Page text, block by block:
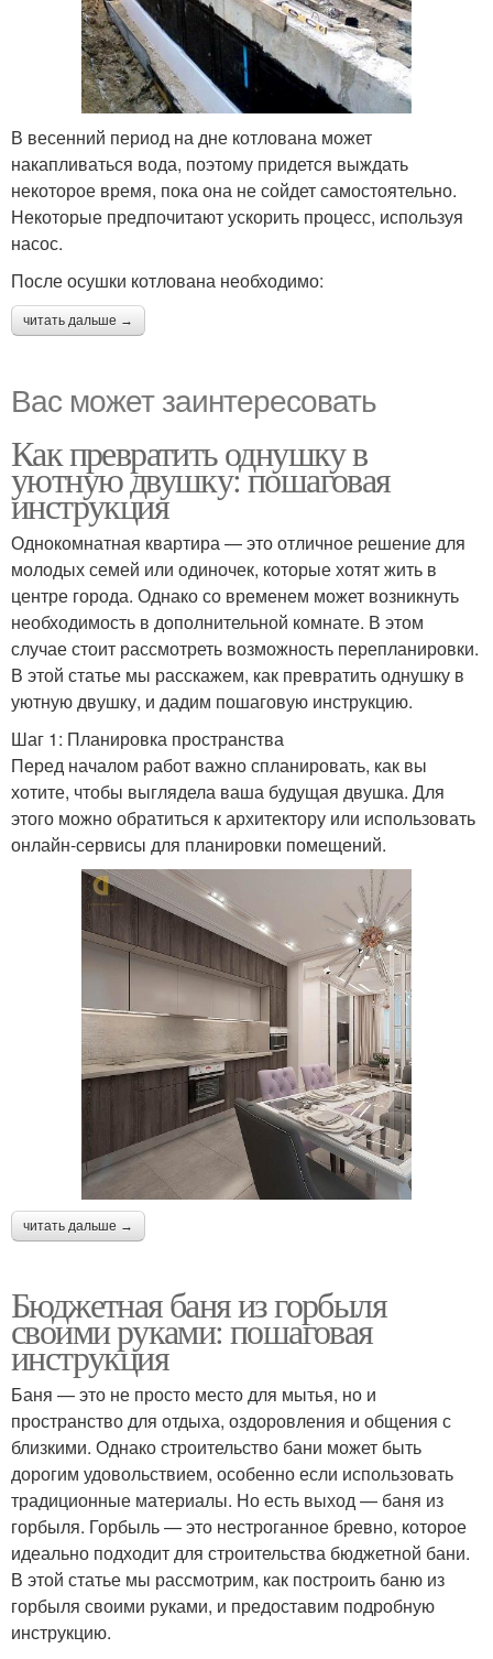
В весенний период на дне котлована может
накапливаться вода, поэтому придется выждать
некоторое время, пока она не сойдет самостоятельно.
Некоторые предпочитают ускорить процесс, используя
насос.
После осушки котлована необходимо:
читать дальше →
Вас может заинтересовать
Как превратить однушку в
уютную двушку: пошаговая
инструкция
Однокомнатная квартира — это отличное решение для
молодых семей или одиночек, которые хотят жить в
центре города. Однако со временем может возникнуть
необходимость в дополнительной комнате. В этом
случае стоит рассмотреть возможность перепланировки.
В этой статье мы расскажем, как превратить однушку в
уютную двушку, и дадим пошаговую инструкцию.
Шаг 1: Планировка пространства
Перед началом работ важно спланировать, как вы
хотите, чтобы выглядела ваша будущая двушка. Для
этого можно обратиться к архитектору или использовать
онлайн-сервисы для планировки помещений.
читать дальше →
Бюджетная баня из горбыля
своими руками: пошаговая
инструкция
Баня — это не просто место для мытья, но и
пространство для отдыха, оздоровления и общения с
близкими. Однако строительство бани может быть
дорогим удовольствием, особенно если использовать
традиционные материалы. Но есть выход — баня из
горбыля. Горбыль — это нестроганное бревно, которое
идеально подходит для строительства бюджетной бани.
В этой статье мы рассмотрим, как построить баню из
горбыля своими руками, и предоставим подробную
инструкцию.